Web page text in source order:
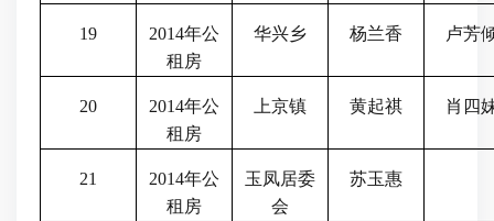
19 2014年公
租房
华兴乡 杨兰香 卢芳
20 2014年公
租房
上京镇 黄起祺 肖四
21 2014年公
租房
玉凤居委
会
苏玉惠